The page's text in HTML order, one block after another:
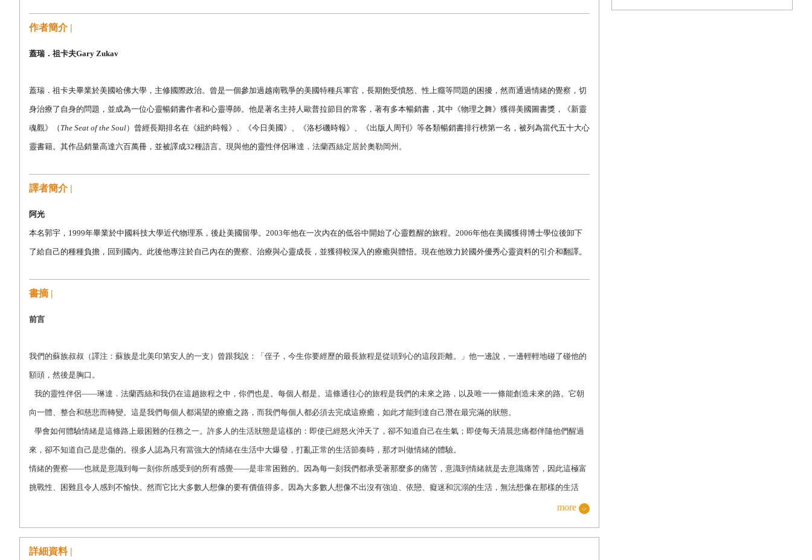
作者簡介 |
蓋瑞．祖卡夫Gary Zukav
蓋瑞．祖卡夫畢業於美國哈佛大學，主修國際政治。曾是一個參加過越南戰爭的美國特種兵軍官，長期飽受憤怒、性上癮等問題的困擾，然而通過情緒的覺察，切
身治療了自身的問題，並成為一位心靈暢銷書作者和心靈導師。他是著名主持人歐普拉節目的常客，著有多本暢銷書，其中《物理之舞》獲得美國圖書獎，《新靈
魂觀》（ The Seat of the Soul）曾經長期排名在《紐約時報》、《今日美國》、《洛杉磯時報》、《出版人周刊》等各類暢銷書排行榜第一名，被列為當代五十大心
靈書籍。其作品銷量高達六百萬冊，並被譯成32種語言。現與他的靈性伴侶琳達．法蘭西絲定居於奧勒岡州。
譯者簡介 |
阿光
本名郭宇，1999年畢業於中國科技大學近代物理系，後赴美國留學。2003年他在一次內在的低谷中開始了心靈甦醒的旅程。2006年他在美國獲得博士學位後卸下
了給自己的種種負擔，回到國內。此後他專注於自己內在的覺察、治療與心靈成長，並獲得較深入的療癒與體悟。現在他致力於國外優秀心靈資料的引介和翻譯。
書摘 |
前言
我們的蘇族叔叔（譯注：蘇族是北美印第安人的一支）曾跟我說：「侄子，今生你要經歷的最長旅程是從頭到心的這段距離。」他一邊說，一邊輕輕地碰了碰他的
額頭，然後是胸口。
我的靈性伴侶――琳達．法蘭西絲和我仍在這趟旅程之中，你們也是。每個人都是。這條通往心的旅程是我們的未來之路，以及唯一一條能創造未來的路。它朝
向一體、整合和慈悲而轉變。這是我們每個人都渴望的療癒之路，而我們每個人都必須去完成這療癒，如此才能到達自己潛在最完滿的狀態。
學會如何體驗情緒是這條路上最困難的任務之一。許多人的生活狀態是這樣的：即使已經怒火沖天了，卻不知道自己在生氣；即使每天清晨悲痛都伴隨他們醒過
來，卻不知道自己是悲傷的。很多人認為只有當強大的情緒在生活中大爆發，打亂正常的生活節奏時，那才叫做情緒的體驗。
情緒的覺察――也就是意識到每一刻你所感受到的所有感覺――是非常困難的。因為每一刻我們都承受著那麼多的痛苦，意識到情緒就是去意識痛苦，因此這極富
挑戰性、困難且令人感到不愉快。然而它比大多數人想像的要有價值得多。因為大多數人想像不出沒有強迫、依戀、癡迷和沉溺的生活，無法想像在那樣的生活
more
詳細資料 |